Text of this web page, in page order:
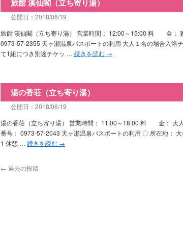
旅館 溪仙閣（立ち寄り湯）
公開日：2018/06/19
旅館 溪仙閣（立ち寄り湯） 営業時間： 12:00～15:00 料 金：
0973-57-2355 天ヶ瀬温泉パスポートの利用 大人１名の場合入浴
て1組につき別途チケッ … 続きを読む →
湯の香荘（立ち寄り湯）
公開日：2018/06/19
湯の香荘（立ち寄り湯） 営業時間： 11:00～18:00 料 金： 大
番号： 0973-57-2043 天ヶ瀬温泉パスポートの利用 〇 所在地：
1 休憩 … 続きを読む →
← 過去の投稿